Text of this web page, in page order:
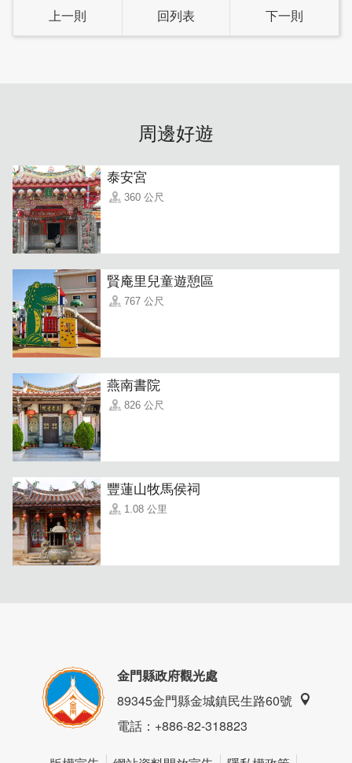
上一則 回列表 下一則
周邊好遊
泰安宮
360 公尺
賢庵里兒童遊憩區
767 公尺
燕南書院
826 公尺
豐蓮山牧馬侯祠
1.08 公里
金門縣政府觀光處
89345金門縣金城鎮民生路60號
電話：+886-82-318823